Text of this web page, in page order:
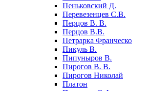
Пеньковский Д.
Перевезенцев С.В.
Перцов В. В.
Перцов В.В.
Петрарка Франческо
Пикуль В.
Пипуныров В.
Пирогов В. В.
Пирогов Николай
Платон